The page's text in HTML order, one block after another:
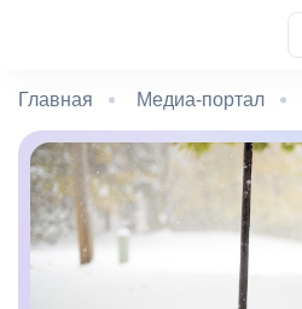
Главная Медиа-портал